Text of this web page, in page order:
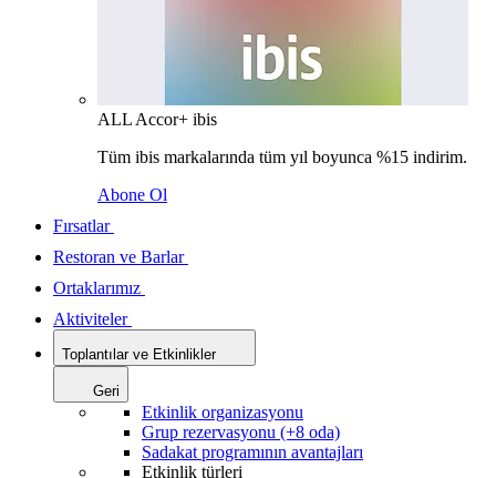
ALL Accor+ ibis
Tüm ibis markalarında tüm yıl boyunca %15 indirim.
Abone Ol
Fırsatlar
Restoran ve Barlar
Ortaklarımız
Aktiviteler
Toplantılar ve Etkinlikler
Geri
Etkinlik organizasyonu
Grup rezervasyonu (+8 oda)
Sadakat programının avantajları
Etkinlik türleri